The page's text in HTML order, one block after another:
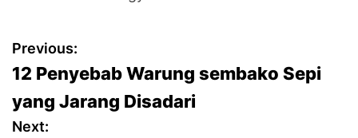
P
o
s
Previous:
12 Penyebab Warung sembako Sepi
yang Jarang Disadari
Next: